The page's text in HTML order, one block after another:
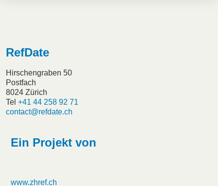
RefDate
Hirschengraben 50
Postfach
8024 Zürich
Tel +41 44 258 92 71
contact@refdate.ch
Ein Projekt von
www.zhref.ch